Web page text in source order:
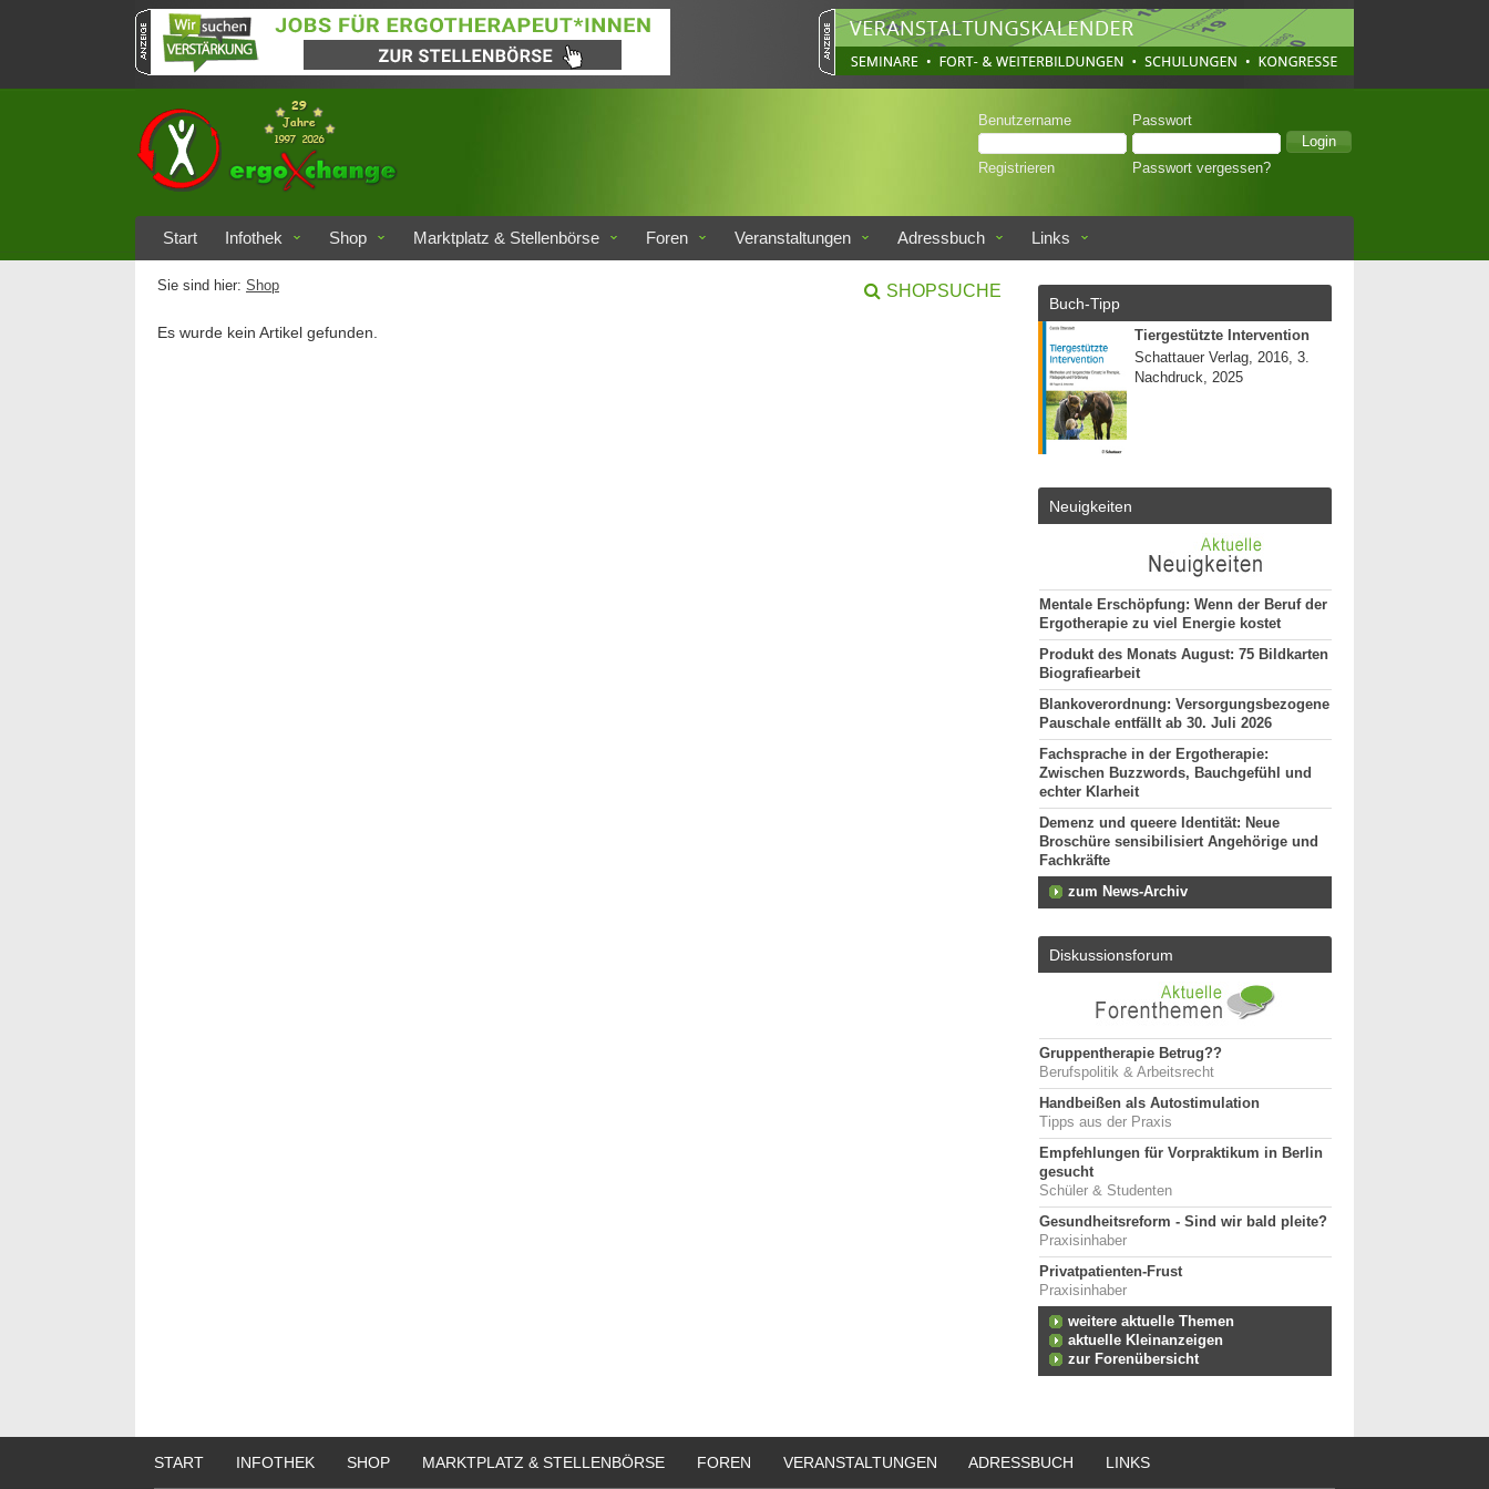
Benutzername Passwort
Registrieren Passwort vergessen?
Start Infothek Shop Marktplatz & Stellenbörse Foren Veranstaltungen Adressbuch Links
Sie sind hier: Shop SHOPSUCHE
Es wurde kein Artikel gefunden.
Buch-Tipp
Tiergestützte Intervention
Schattauer Verlag, 2016, 3.
Nachdruck, 2025
Neuigkeiten
Mentale Erschöpfung: Wenn der Beruf der
Ergotherapie zu viel Energie kostet
Produkt des Monats August: 75 Bildkarten
Biografiearbeit
Blankoverordnung: Versorgungsbezogene
Pauschale entfällt ab 30. Juli 2026
Fachsprache in der Ergotherapie:
Zwischen Buzzwords, Bauchgefühl und
echter Klarheit
Demenz und queere Identität: Neue
Broschüre sensibilisiert Angehörige und
Fachkräfte
zum News-Archiv
Diskussionsforum
Gruppentherapie Betrug??
Berufspolitik & Arbeitsrecht
Handbeißen als Autostimulation
Tipps aus der Praxis
Empfehlungen für Vorpraktikum in Berlin
gesucht
Schüler & Studenten
Gesundheitsreform - Sind wir bald pleite?
Praxisinhaber
Privatpatienten-Frust
Praxisinhaber
weitere aktuelle Themen
aktuelle Kleinanzeigen
zur Forenübersicht
START INFOTHEK SHOP MARKTPLATZ & STELLENBÖRSE FOREN VERANSTALTUNGEN ADRESSBUCH LINKS